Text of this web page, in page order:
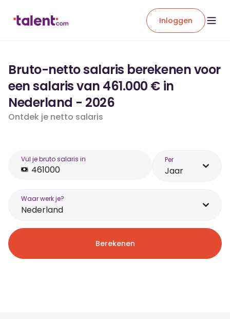
Inloggen
Bruto-netto salaris berekenen voor
een salaris van 461.000 € in
Nederland - 2026
Ontdek je netto salaris
Vul je bruto salaris in Per
Jaar
Waar werk je?
Nederland
Berekenen